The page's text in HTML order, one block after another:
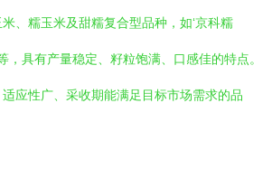
、糯玉米及甜糯复合型品种，如‘京科糯
，具有产量稳定、籽粒饱满、口感佳的特点。
应性广、采收期能满足目标市场需求的品